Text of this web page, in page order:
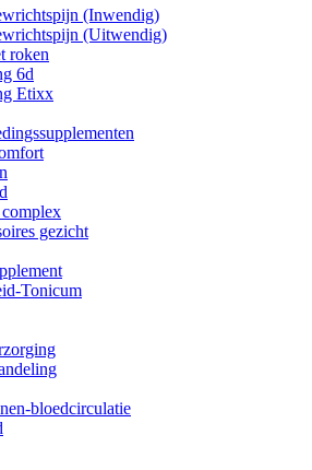
(Inwendig)
(Uitwendig)
roken
6d
Etixx
gezicht
Tonicum
bloedcirculatie